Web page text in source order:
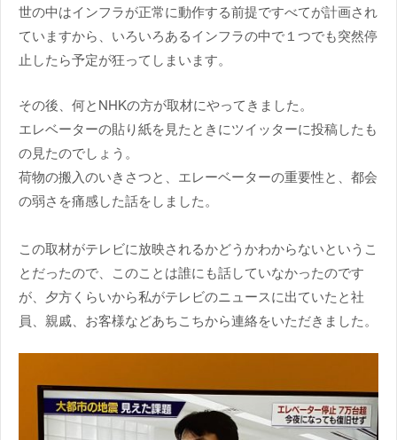
世の中はインフラが正常に動作する前提ですべてが計画され
ていますから、いろいろあるインフラの中で１つでも突然停
止したら予定が狂ってしまいます。
その後、何とNHKの方が取材にやってきました。
エレベーターの貼り紙を見たときにツイッターに投稿したも
の見たのでしょう。
荷物の搬入のいきさつと、エレーベーターの重要性と、都会
の弱さを痛感した話をしました。
この取材がテレビに放映されるかどうかわからないというこ
とだったので、このことは誰にも話していなかったのです
が、夕方くらいから私がテレビのニュースに出ていたと社
員、親戚、お客様などあちこちから連絡をいただきました。